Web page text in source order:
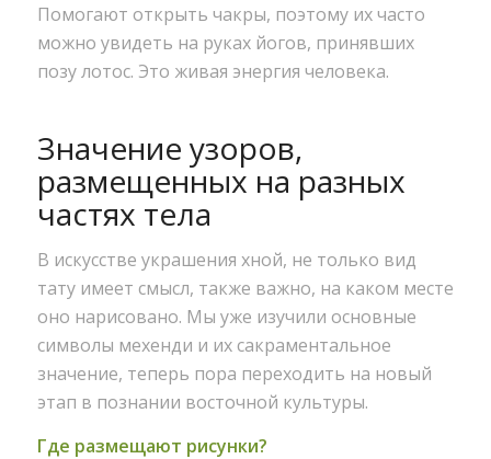
Помогают открыть чакры, поэтому их часто
можно увидеть на руках йогов, принявших
позу лотос. Это живая энергия человека.
Значение узоров,
размещенных на разных
частях тела
В искусстве украшения хной, не только вид
тату имеет смысл, также важно, на каком месте
оно нарисовано. Мы уже изучили основные
символы мехенди и их сакраментальное
значение, теперь пора переходить на новый
этап в познании восточной культуры.
Где размещают рисунки?